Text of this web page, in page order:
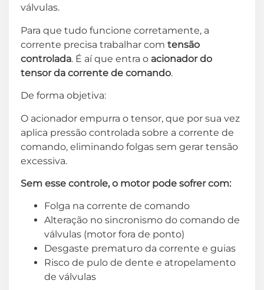
válvulas.
Para que tudo funcione corretamente, a
corrente precisa trabalhar com tensão
controlada. É aí que entra o acionador do
tensor da corrente de comando.
De forma objetiva:
O acionador empurra o tensor, que por sua vez
aplica pressão controlada sobre a corrente de
comando, eliminando folgas sem gerar tensão
excessiva.
Sem esse controle, o motor pode sofrer com:
Folga na corrente de comando
Alteração no sincronismo do comando de
válvulas (motor fora de ponto)
Desgaste prematuro da corrente e guias
Risco de pulo de dente e atropelamento
de válvulas